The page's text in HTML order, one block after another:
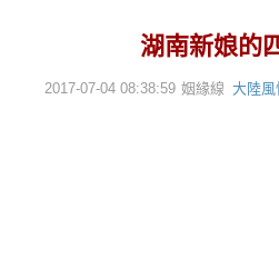
湖南新娘的
2017-07-04 08:38:59 姻緣線 大陸風